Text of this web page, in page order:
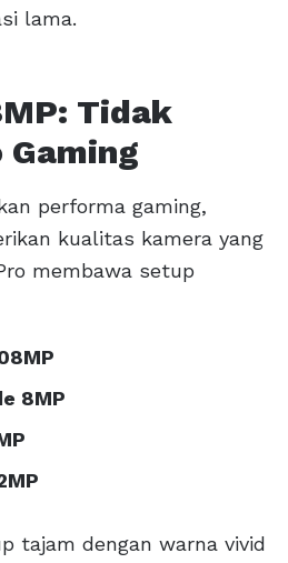
lama.
Tidak
Gaming
performa gaming,
kualitas kamera yang
membawa setup
8MP
tajam dengan warna vivid